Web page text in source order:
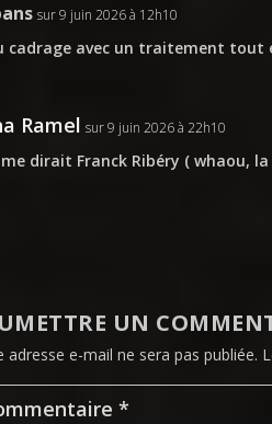
sur 9 juin 2026 à 12h10
cadrage avec un traitement tout
Ramel sur 9 juin 2026 à 22h10
dirait Franck Ribéry ( whaou,
UN
adresse e-mail ne sera pas publiée.